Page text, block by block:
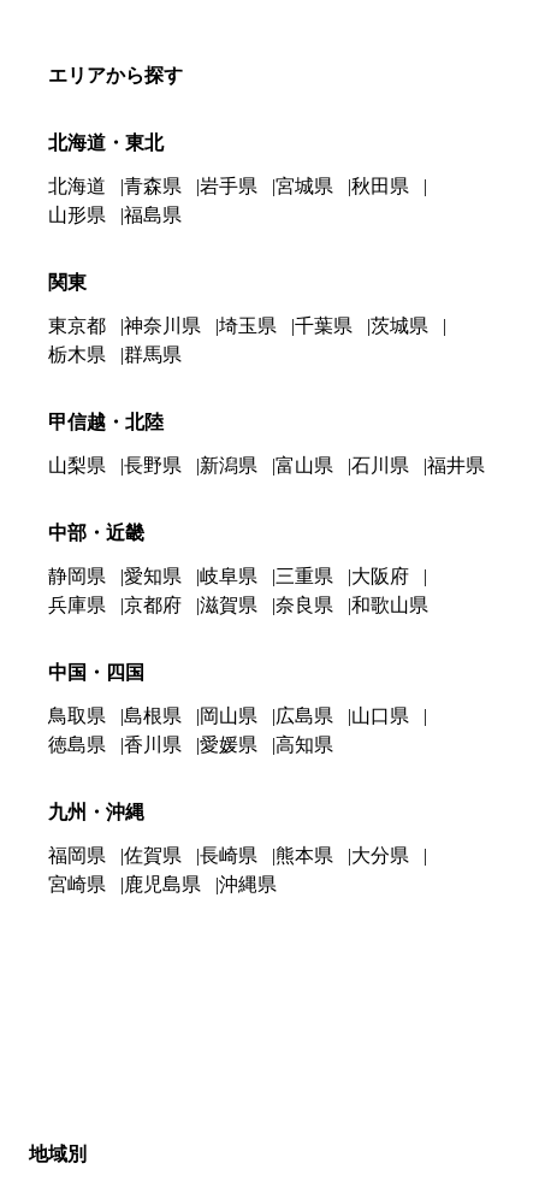
エリアから探す
北海道・東北
北海道 青森県 岩手県 宮城県
秋田県
山形県
福島県
関東
東京都 神奈川県 埼玉県 千葉県
茨城県
栃木県
群馬県
甲信越・北陸
山梨県 長野県 新潟県 富山県 石川県 福井県
中部・近畿
静岡県 愛知県 岐阜県 三重県
大阪府
兵庫県
京都府 滋賀県 奈良県 和歌山県
中国・四国
鳥取県 島根県 岡山県 広島県
山口県
徳島県
香川県 愛媛県 高知県
九州・沖縄
福岡県 佐賀県 長崎県 熊本県
大分県
宮崎県
鹿児島県 沖縄県
地域別